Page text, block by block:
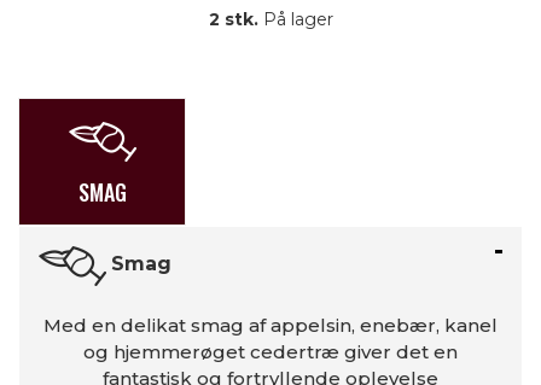
2 stk.På lager
SMAG
Smag
Med en delikat smag af appelsin, enebær, kanel
og hjemmerøget cedertræ giver det en
fantastisk og fortryllende oplevelse